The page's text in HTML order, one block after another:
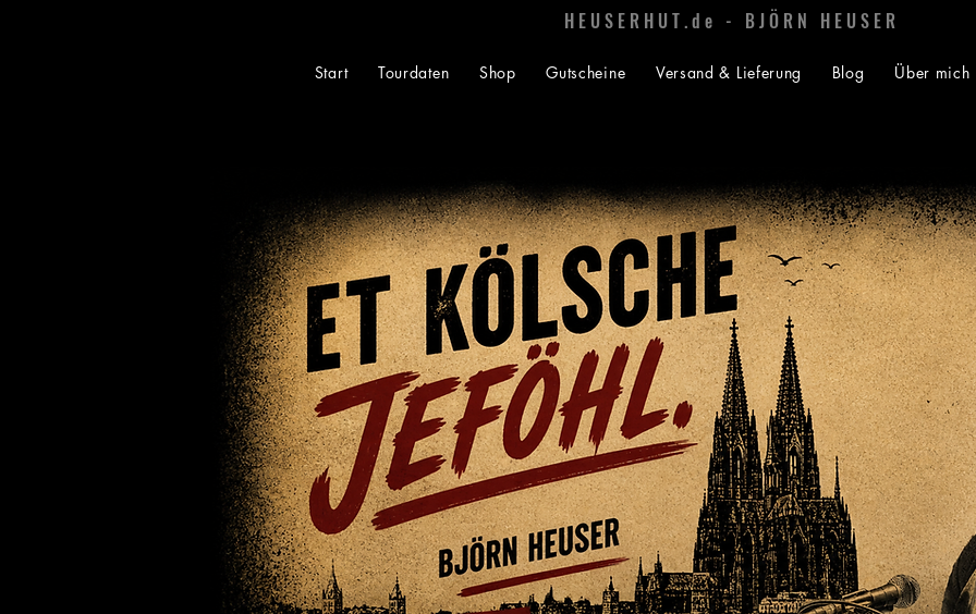
HEUSERHUT.de - BJÖRN HEUSER
Start Tourdaten Shop Gutscheine Versand & Lieferung Blog Über mich